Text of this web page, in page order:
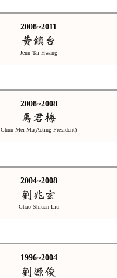
2008~2011
黃鎮台
Jenn-Tai Hwang
2008~2008
馬君梅
Chun-Mei Ma(Acting President)
2004~2008
劉兆玄
Chao-Shiuan Liu
1996~2004
劉源俊